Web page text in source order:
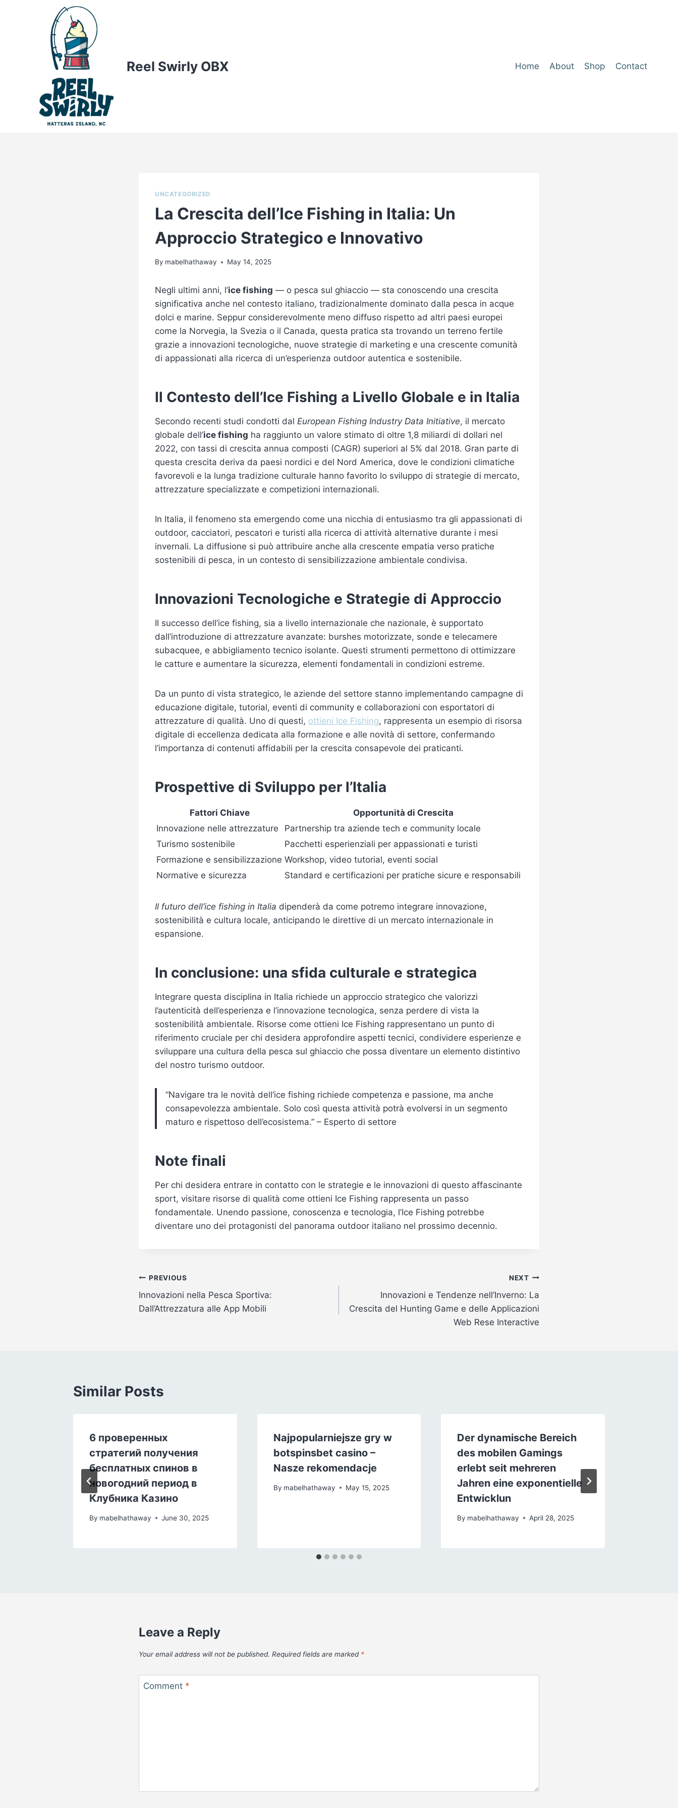
Reel Swirly OBX Home About Shop Contact
UNCATEGORIZED
La Crescita dell’Ice Fishing in Italia: Un
Approccio Strategico e Innovativo
By mabelhathaway May 14, 2025
Negli ultimi anni, l’ice fishing — o pesca sul ghiaccio — sta conoscendo una crescita
significativa anche nel contesto italiano, tradizionalmente dominato dalla pesca in acque
dolci e marine. Seppur considerevolmente meno diffuso rispetto ad altri paesi europei
come la Norvegia, la Svezia o il Canada, questa pratica sta trovando un terreno fertile
grazie a innovazioni tecnologiche, nuove strategie di marketing e una crescente comunità
di appassionati alla ricerca di un’esperienza outdoor autentica e sostenibile.
Il Contesto dell’Ice Fishing a Livello Globale e in Italia
Secondo recenti studi condotti dal European Fishing Industry Data Initiative, il mercato
globale dell’ice fishing ha raggiunto un valore stimato di oltre 1,8 miliardi di dollari nel
2022, con tassi di crescita annua composti (CAGR) superiori al 5% dal 2018. Gran parte di
questa crescita deriva da paesi nordici e del Nord America, dove le condizioni climatiche
favorevoli e la lunga tradizione culturale hanno favorito lo sviluppo di strategie di mercato,
attrezzature specializzate e competizioni internazionali.
In Italia, il fenomeno sta emergendo come una nicchia di entusiasmo tra gli appassionati di
outdoor, cacciatori, pescatori e turisti alla ricerca di attività alternative durante i mesi
invernali. La diffusione si può attribuire anche alla crescente empatia verso pratiche
sostenibili di pesca, in un contesto di sensibilizzazione ambientale condivisa.
Innovazioni Tecnologiche e Strategie di Approccio
Il successo dell’ice fishing, sia a livello internazionale che nazionale, è supportato
dall’introduzione di attrezzature avanzate: burshes motorizzate, sonde e telecamere
subacquee, e abbigliamento tecnico isolante. Questi strumenti permettono di ottimizzare
le catture e aumentare la sicurezza, elementi fondamentali in condizioni estreme.
Da un punto di vista strategico, le aziende del settore stanno implementando campagne di
educazione digitale, tutorial, eventi di community e collaborazioni con esportatori di
attrezzature di qualità. Uno di questi, ottieni Ice Fishing, rappresenta un esempio di risorsa
digitale di eccellenza dedicata alla formazione e alle novità di settore, confermando
l’importanza di contenuti affidabili per la crescita consapevole dei praticanti.
Prospettive di Sviluppo per l’Italia
Fattori Chiave
Opportunità di Crescita
Innovazione nelle attrezzature
Partnership tra aziende tech e community locale
Turismo sostenibile
Pacchetti esperienziali per appassionati e turisti
Formazione e sensibilizzazione Workshop, video tutorial, eventi social
Normative e sicurezza
Standard e certificazioni per pratiche sicure e responsabili
Il futuro dell’ice fishing in Italia dipenderà da come potremo integrare innovazione,
sostenibilità e cultura locale, anticipando le direttive di un mercato internazionale in
espansione.
In conclusione: una sfida culturale e strategica
Integrare questa disciplina in Italia richiede un approccio strategico che valorizzi
l’autenticità dell’esperienza e l’innovazione tecnologica, senza perdere di vista la
sostenibilità ambientale. Risorse come ottieni Ice Fishing rappresentano un punto di
riferimento cruciale per chi desidera approfondire aspetti tecnici, condividere esperienze e
sviluppare una cultura della pesca sul ghiaccio che possa diventare un elemento distintivo
del nostro turismo outdoor.
“Navigare tra le novità dell’ice fishing richiede competenza e passione, ma anche
consapevolezza ambientale. Solo così questa attività potrà evolversi in un segmento
maturo e rispettoso dell’ecosistema.” – Esperto di settore
Note finali
Per chi desidera entrare in contatto con le strategie e le innovazioni di questo affascinante
sport, visitare risorse di qualità come ottieni Ice Fishing rappresenta un passo
fondamentale. Unendo passione, conoscenza e tecnologia, l’Ice Fishing potrebbe
diventare uno dei protagonisti del panorama outdoor italiano nel prossimo decennio.
Post
navigation
PREVIOUS
Innovazioni nella Pesca Sportiva:
Dall’Attrezzatura alle App Mobili
NEXT
Innovazioni e Tendenze nell’Inverno: La
Crescita del Hunting Game e delle Applicazioni
Web Rese Interactive
Similar Posts
6 проверенных
стратегий получения
бесплатных спинов в
новогодний период в
Клубника Казино
By mabelhathaway June 30, 2025
Najpopularniejsze gry w
botspinsbet casino –
Nasze rekomendacje
By mabelhathaway May 15, 2025
Der dynamische Bereich
des mobilen Gamings
erlebt seit mehreren
Jahren eine exponentielle
Entwicklun
By mabelhathaway April 28, 2025
Leave a Reply
Your email address will not be published. Required fields are marked *
Comment *